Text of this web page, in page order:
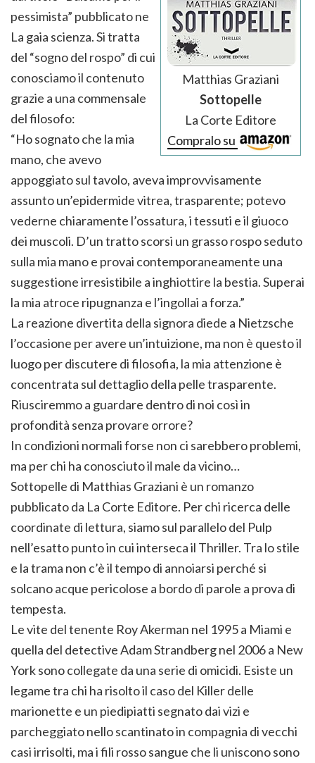
Matthias Graziani
Sottopelle
La Corte Editore
Compralo su
pessimista” pubblicato ne
La gaia scienza. Si tratta
del “sogno del rospo” di cui
conosciamo il contenuto
grazie a una commensale
del filosofo:
“Ho sognato che la mia
mano, che avevo
appoggiato sul tavolo, aveva improvvisamente
assunto un’epidermide vitrea, trasparente; potevo
vederne chiaramente l’ossatura, i tessuti e il giuoco
dei muscoli. D’un tratto scorsi un grasso rospo seduto
sulla mia mano e provai contemporaneamente una
suggestione irresistibile a inghiottire la bestia. Superai
la mia atroce ripugnanza e l’ingollai a forza.”
La reazione divertita della signora diede a Nietzsche
l’occasione per avere un’intuizione, ma non è questo il
luogo per discutere di filosofia, la mia attenzione è
concentrata sul dettaglio della pelle trasparente.
Riusciremmo a guardare dentro di noi così in
profondità senza provare orrore?
In condizioni normali forse non ci sarebbero problemi,
ma per chi ha conosciuto il male da vicino…
Sottopelle di Matthias Graziani è un romanzo
pubblicato da La Corte Editore. Per chi ricerca delle
coordinate di lettura, siamo sul parallelo del Pulp
nell’esatto punto in cui interseca il Thriller. Tra lo stile
e la trama non c’è il tempo di annoiarsi perché si
solcano acque pericolose a bordo di parole a prova di
tempesta.
Le vite del tenente Roy Akerman nel 1995 a Miami e
quella del detective Adam Strandberg nel 2006 a New
York sono collegate da una serie di omicidi. Esiste un
legame tra chi ha risolto il caso del Killer delle
marionette e un piedipiatti segnato dai vizi e
parcheggiato nello scantinato in compagnia di vecchi
casi irrisolti, ma i fili rosso sangue che li uniscono sono